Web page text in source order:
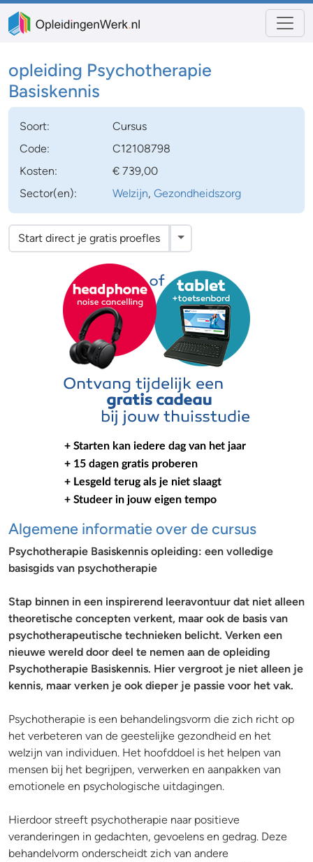
opleiding Psychotherapie
Basiskennis
Soort:
Cursus
Code:
C12108798
Kosten:
€ 739,00
Sector(en):
Welzijn,Gezondheidszorg
Start direct je gratis proefles Toggle Dropdown
Algemene informatie over de cursus
Psychotherapie Basiskennis opleiding: een volledige
basisgids van psychotherapie
Stap binnen in een inspirerend leeravontuur dat niet alleen
theoretische concepten verkent, maar ook de basis van
psychotherapeutische technieken belicht. Verken een
nieuwe wereld door deel te nemen aan de opleiding
Psychotherapie Basiskennis. Hier vergroot je niet alleen je
kennis, maar verken je ook dieper je passie voor het vak.
Psychotherapie is een behandelingsvorm die zich richt op
het verbeteren van de geestelijke gezondheid en het
welzijn van individuen. Het hoofddoel is het helpen van
mensen bij het begrijpen, verwerken en aanpakken van
emotionele en psychologische uitdagingen.
Hierdoor streeft psychotherapie naar positieve
veranderingen in gedachten, gevoelens en gedrag. Deze
behandelvorm onderscheidt zich van andere